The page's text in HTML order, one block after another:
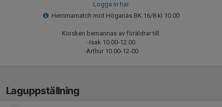
Logga in här
Hemmamatch mot Höganäs BK 16/8 kl 10.00
Kiosken bemannas av föräldrar till:
-Isak 10.00-12.00
-Arthur 10.00-12-00
Laguppställning